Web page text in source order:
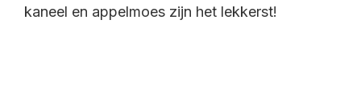
kaneel en appelmoes zijn het lekkerst!